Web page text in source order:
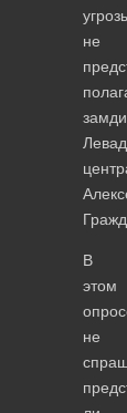
не
В
этом
не